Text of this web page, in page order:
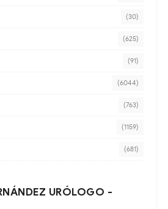
(30)
(625)
(91)
(6044)
(763)
(1159)
(681)
URÓLOGO -